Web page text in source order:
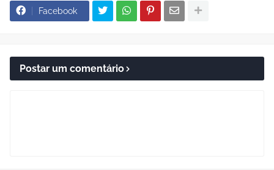
Facebook
Postar um comentário